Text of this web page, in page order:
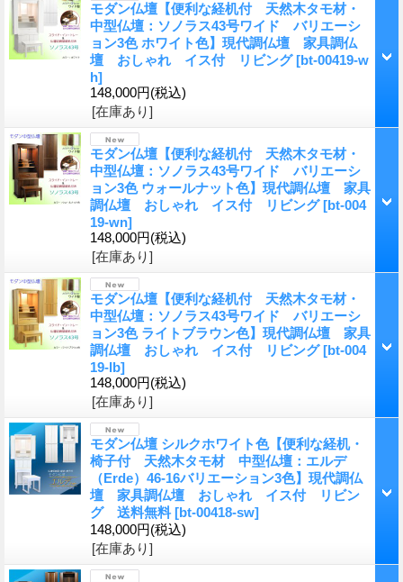
モダン仏壇【便利な経机付 天然木タモ材・
中型仏壇：ソノラス43号ワイド バリエーシ
ョン3色 ホワイト色】現代調仏壇 家具調仏
壇 おしゃれ イス付 リビング[bt-00419-w
h]
148,000円(税込)
[在庫あり]
モダン仏壇【便利な経机付 天然木タモ材・
中型仏壇：ソノラス43号ワイド バリエーシ
ョン3色 ウォールナット色】現代調仏壇 家具
調仏壇 おしゃれ イス付 リビング[bt-004
19-wn]
148,000円(税込)
[在庫あり]
モダン仏壇【便利な経机付 天然木タモ材・
中型仏壇：ソノラス43号ワイド バリエーシ
ョン3色 ライトブラウン色】現代調仏壇 家具
調仏壇 おしゃれ イス付 リビング[bt-004
19-lb]
148,000円(税込)
[在庫あり]
モダン仏壇 シルクホワイト色【便利な経机・
椅子付 天然木タモ材 中型仏壇：エルデ
（Erde）46-16バリエーション3色】現代調仏
壇 家具調仏壇 おしゃれ イス付 リビン
グ 送料無料 [bt-00418-sw]
148,000円(税込)
[在庫あり]